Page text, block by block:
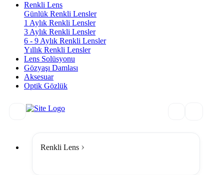
Renkli Lens
Günlük Renkli Lensler
1 Aylık Renkli Lensler
3 Aylık Renkli Lensler
6 - 9 Aylık Renkli Lensler
Yıllık Renkli Lensler
Lens Solüsyonu
Gözyaşı Damlası
Aksesuar
Optik Gözlük
Renkli Lens